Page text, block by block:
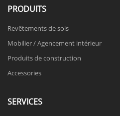
PRODUITS
Revêtements de sols
Mobilier / Agencement intérieur
Produits de construction
Accessories
SERVICES